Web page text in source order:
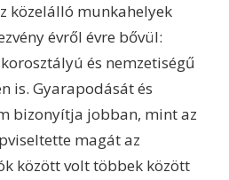
közelálló munkahelyek
évről évre bővül:
és nemzetiségű
is. Gyarapodását és
bizonyítja jobban, mint az
magát az
között volt többek között